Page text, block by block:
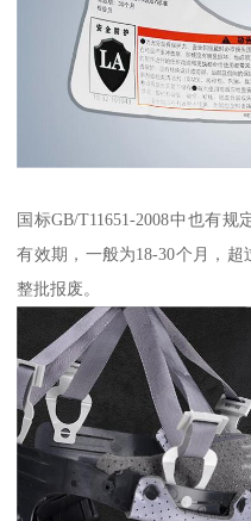
国标GB/T11651-2008中也有
有效期，一般为18-30个月，
整批报废。